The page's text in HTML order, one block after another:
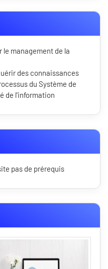
le management de la
des connaissances
du Système de
de l'information
pas de prérequis